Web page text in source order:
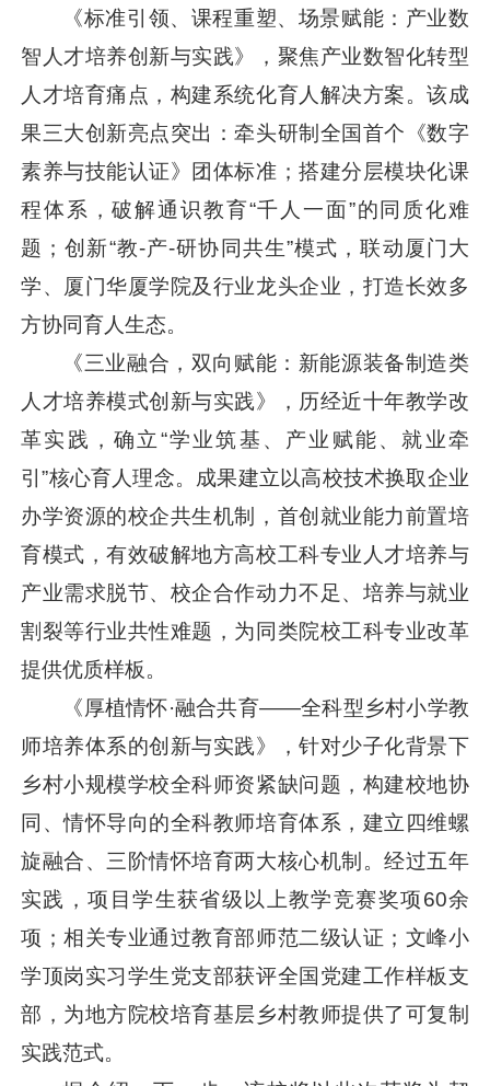
《标准引领、课程重塑、场景赋能：产业数
智人才培养创新与实践》，聚焦产业数智化转型
人才培育痛点，构建系统化育人解决方案。该成
果三大创新亮点突出：牵头研制全国首个《数字
素养与技能认证》团体标准；搭建分层模块化课
程体系，破解通识教育“千人一面”的同质化难
题；创新“教-产-研协同共生”模式，联动厦门大
学、厦门华厦学院及行业龙头企业，打造长效多
方协同育人生态。
《三业融合，双向赋能：新能源装备制造类
人才培养模式创新与实践》，历经近十年教学改
革实践，确立“学业筑基、产业赋能、就业牵
引”核心育人理念。成果建立以高校技术换取企业
办学资源的校企共生机制，首创就业能力前置培
育模式，有效破解地方高校工科专业人才培养与
产业需求脱节、校企合作动力不足、培养与就业
割裂等行业共性难题，为同类院校工科专业改革
提供优质样板。
《厚植情怀·融合共育——全科型乡村小学教
师培养体系的创新与实践》，针对少子化背景下
乡村小规模学校全科师资紧缺问题，构建校地协
同、情怀导向的全科教师培育体系，建立四维螺
旋融合、三阶情怀培育两大核心机制。经过五年
实践，项目学生获省级以上教学竞赛奖项60余
项；相关专业通过教育部师范二级认证；文峰小
学顶岗实习学生党支部获评全国党建工作样板支
部，为地方院校培育基层乡村教师提供了可复制
实践范式。